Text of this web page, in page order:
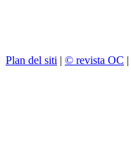
Plan del siti | © revista OC |